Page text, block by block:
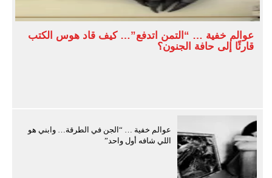
عوالم خفية … “التمن اتدفع”… كيف قاد هوس الكتب
قارئًا إلى حافة الجنون؟
عوالم خفية … “الجن في الطرقة… وابني هو
اللي شافه أول واحد”